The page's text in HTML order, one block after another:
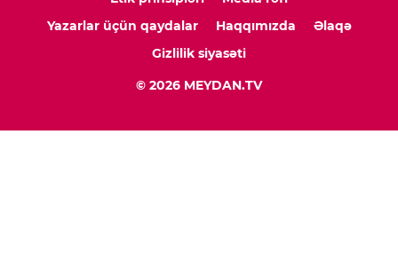
Yazarlar üçün qaydalar
Haqqımızda
Əlaqə
Gizlilik siyasəti
© 2026 MEYDAN.TV